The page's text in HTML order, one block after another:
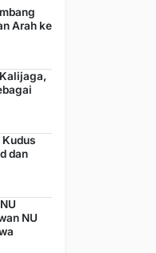
Arah ke
dan
NU